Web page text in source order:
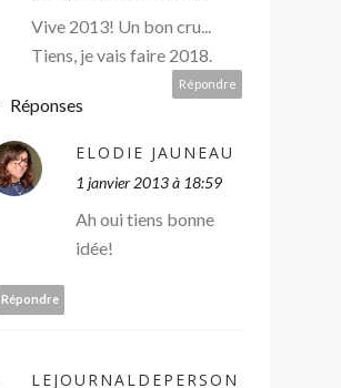
Vive 2013! Un bon cru...
Tiens, je vais faire 2018.
Répondre
Réponses
ELODIE JAUNEAU
1 janvier 2013 à 18:59
Ah oui tiens bonne
idée!
Répondre
LEJOURNALDEPERSON